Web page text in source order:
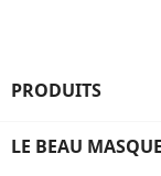
PRODUITS
LE BEAU MASQUE